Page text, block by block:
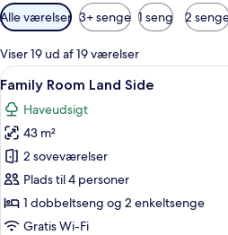
Tilgængelige
filtre
for
værelser
Alle værelser 3+ senge 1 seng 2
Viser 19 ud af 19 værelser
Indlæs
alle
billeder
af
Family
Room
Land
Side
Et
4
Family Room Land Side
Haveudsigt
43 m²
2 soveværelser
Plads til 4 personer
1 dobbeltseng og 2 enkeltsenge
Gratis Wi-Fi